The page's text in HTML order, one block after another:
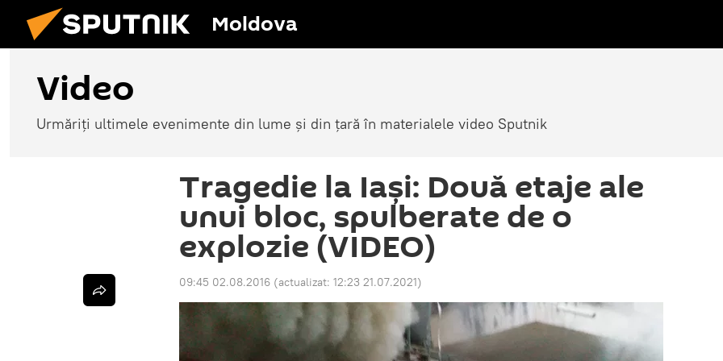
Moldova
Video
Urmăriți ultimele evenimente din lume și din țară în materialele video Sputnik
Tragedie la Iași: Două etaje ale
unui bloc, spulberate de o
explozie (VIDEO)
09:45 02.08.2016 (actualizat: 12:23 21.07.2021)